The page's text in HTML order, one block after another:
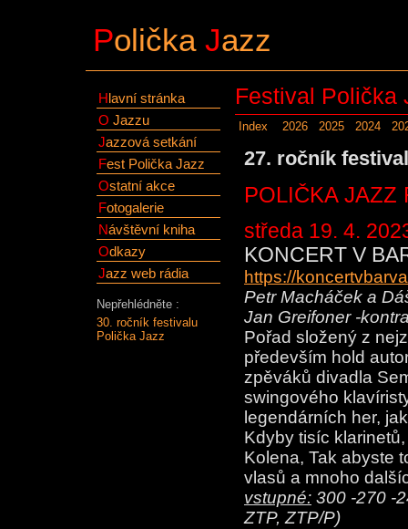
Polička Jazz
Hlavní stránka
O Jazzu
Jazzová setkání
Fest Polička Jazz
Ostatní akce
Fotogalerie
Návštěvní kniha
Odkazy
Jazz web rádia
Nepřehlédněte :
30. ročník festivalu
Polička Jazz
Festival Polička
Index 2026 2025 2024
27. ročník
POLIČKA JAZZ
středa 19. 4.
KONCERT V
https://
Petr Macháček a
Jan Greifoner -
Pořad složený z
především hold
zpěváků divadla
swingového
legendárních her,
Kdyby tisíc
Kolena, Tak abyste
vlasů a mnoho
vstupné: 300 -270 -
ZTP, ZTP/P)